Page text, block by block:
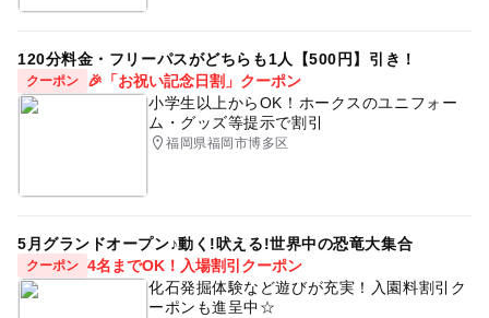
120分料金・フリーパスがどちらも1人【500円】引き！
クーポン
🎉「お祝い記念日割」クーポン
小学生以上からOK！ホークスのユニフォー
ム・グッズ等提示で割引
福岡県福岡市博多区
5月グランドオープン♪動く!吠える!世界中の恐竜大集合
クーポン 4名までOK！入場割引クーポン
化石発掘体験など遊びが充実！入園料割引ク
ーポンも進呈中☆